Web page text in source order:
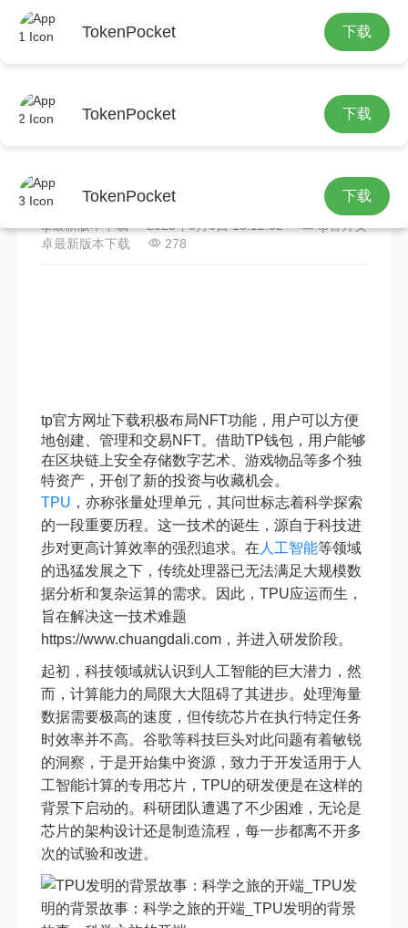
TokenPocket 下载
TokenPocket 下载
TokenPocket 下载
计算，传统处理器遇瓶颈
tp最新版本下载 2025年8月6日 13:12:52
tp官方安
卓最新版本下载
278
tp官方网址下载积极布局NFT功能，用户可以方便
地创建、管理和交易NFT。借助TP钱包，用户能够
在区块链上安全存储数字艺术、游戏物品等多个独
特资产，开创了新的投资与收藏机会。
TPU ，亦称张量处理单元，其问世标志着科学探索
的一段重要历程。这一技术的诞生，源自于科技进
步对更高计算效率的强烈追求。在 人工智能等领域
的迅猛发展之下，传统处理器已无法满足大规模数
据分析和复杂运算的需求。因此，TPU应运而生，
旨在解决这一技术难题
https://www.chuangdali.com，并进入研发阶段。
起初，科技领域就认识到人工智能的巨大潜力，然
而，计算能力的局限大大阻碍了其进步。处理海量
数据需要极高的速度，但传统芯片在执行特定任务
时效率并不高。谷歌等科技巨头对此问题有着敏锐
的洞察，于是开始集中资源，致力于开发适用于人
工智能计算的专用芯片，TPU的研发便是在这样的
背景下启动的。科研团队遭遇了不少困难，无论是
芯片的架构设计还是制造流程，每一步都离不开多
次的试验和改进。